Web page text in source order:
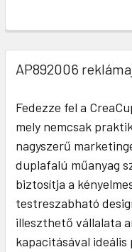
AP892006
Fedezze fel a
mely nemcsak
nagyszerű
duplafalú műanyag
biztosítja a
testreszabható
illeszthető vállalata
kapacitásával